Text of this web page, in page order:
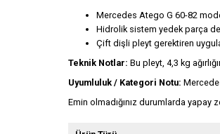
Mercedes Atego G 60-82
Hidrolik sistem yedek parça
Çift dişli pleyt gerektiren
Teknik Notlar: Bu pleyt, 4,3 kg
Uyumluluk / Kategori Notu:
Emin olmadığınız durumlarda